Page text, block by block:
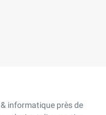
informatique près de